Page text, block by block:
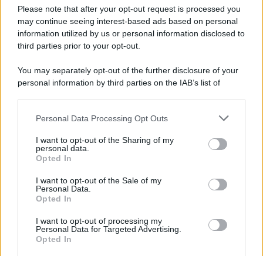
Please note that after your opt-out request is processed you
may continue seeing interest-based ads based on personal
information utilized by us or personal information disclosed to
third parties prior to your opt-out.
You may separately opt-out of the further disclosure of your
personal information by third parties on the IAB’s list of
This information may also be disclosed by us to third parties
disclose it to other third parties.
Please note that this website/app uses one or more Google
services and may gather and store information including but
not limited to your visit or usage behaviour. You may click to
grant or deny consent to Google and its third-party tags to
consent section.
Personal Data Processing Opt Outs
I want to opt-out of the Sharing of my
personal data.
Opted In
I want to opt-out of the Sale of my
Personal Data.
Opted In
I want to opt-out of processing my
Personal Data for Targeted Advertising.
Opted In